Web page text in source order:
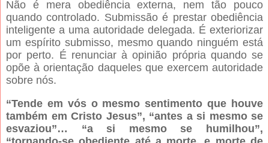
Não é mera obediência externa, nem tão pouco
quando controlado. Submissão é prestar obediência
inteligente a uma autoridade delegada. É exteriorizar
um espírito submisso, mesmo quando ninguém está
por perto. É renunciar à opinião própria quando se
opõe à orientação daqueles que exercem autoridade
sobre nós.
“Tende em vós o mesmo sentimento que houve
também em Cristo Jesus”, “antes a si mesmo se
esvaziou”… “a si mesmo se humilhou”,